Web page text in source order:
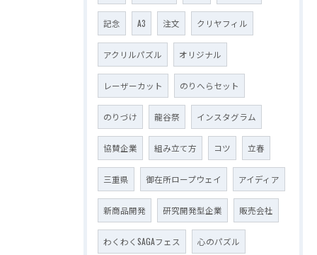
記念 A3 注文 クリヤフィル
アクリルパズル オリジナル
レーザーカット のりへらセット
のりづけ 龍谷祭 インスタグラム
協賛企業 組み立て方 コツ 立春
三重県 御在所ロープウェイ アイディア
新商品開発 研究開発型企業 販売会社
わくわくSAGAフェス 心のパズル